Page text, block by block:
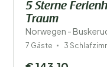
5 Sterne
Traum
Norwegen -
7 Gäste 3